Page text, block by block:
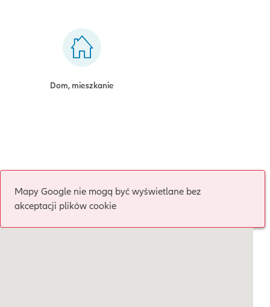
Dom, mieszkanie
Mapy Google nie mogą być wyświetlane bez
akceptacji plików cookie